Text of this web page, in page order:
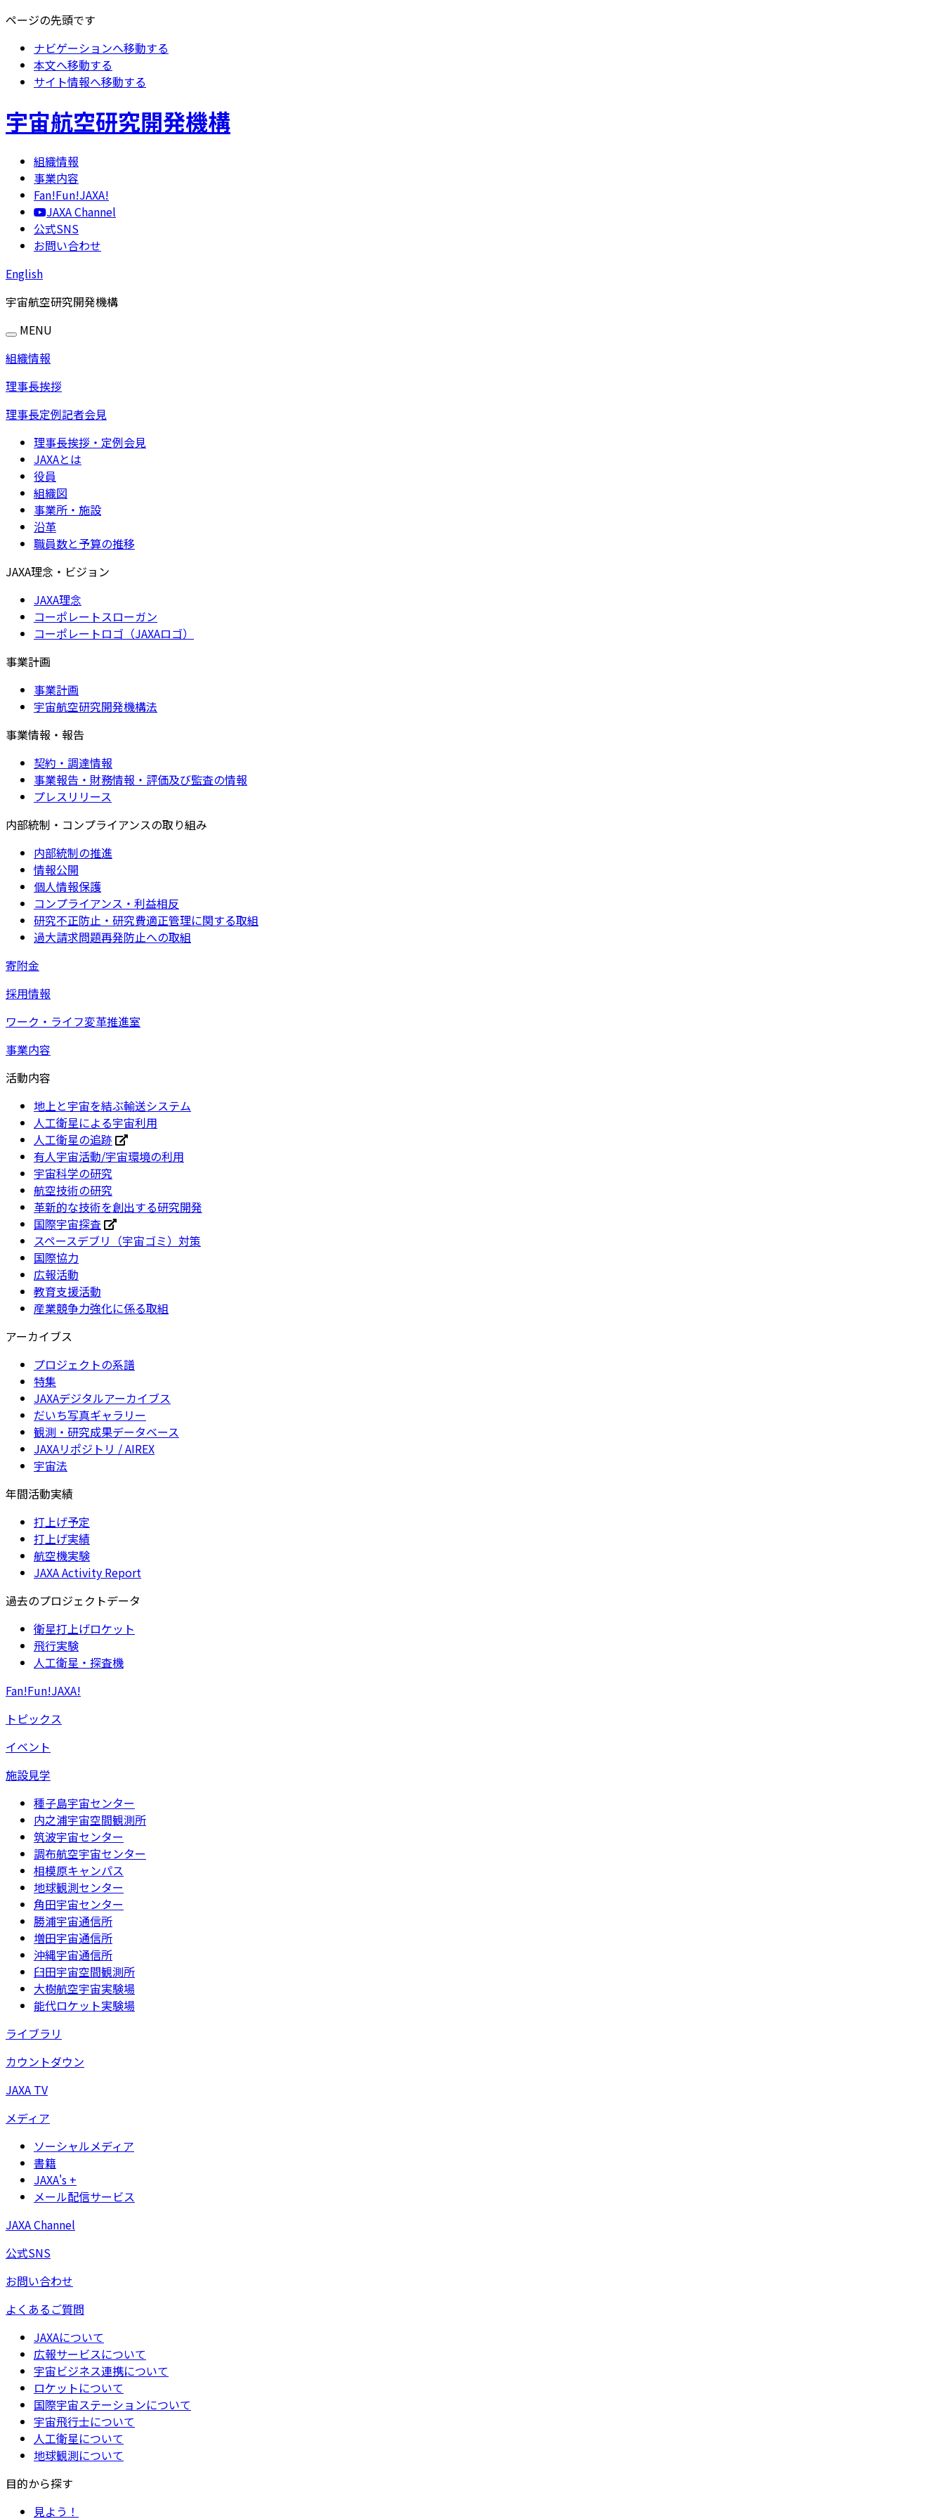
ページの先頭です
ナビゲーションへ移動する
本文へ移動する
サイト情報へ移動する
宇宙航空研究開発機構
組織情報
事業内容
Fan!Fun!JAXA!
JAXA Channel
公式SNS
お問い合わせ
English
宇宙航空研究開発機構
MENU
組織情報
理事長挨拶
理事長定例記者会見
理事長挨拶・定例会見
JAXAとは
役員
組織図
事業所・施設
沿革
職員数と予算の推移
JAXA理念・ビジョン
JAXA理念
コーポレートスローガン
コーポレートロゴ（JAXAロゴ）
事業計画
事業計画
宇宙航空研究開発機構法
事業情報・報告
契約・調達情報
事業報告・財務情報・評価及び監査の情報
プレスリリース
内部統制・コンプライアンスの取り組み
内部統制の推進
情報公開
個人情報保護
コンプライアンス・利益相反
研究不正防止・研究費適正管理に関する取組
過大請求問題再発防止への取組
寄附金
採用情報
ワーク・ライフ変革推進室
事業内容
活動内容
地上と宇宙を結ぶ輸送システム
人工衛星による宇宙利用
人工衛星の追跡
有人宇宙活動/宇宙環境の利用
宇宙科学の研究
航空技術の研究
革新的な技術を創出する研究開発
国際宇宙探査
スペースデブリ（宇宙ゴミ）対策
国際協力
広報活動
教育支援活動
産業競争力強化に係る取組
アーカイブス
プロジェクトの系譜
特集
JAXAデジタルアーカイブス
だいち写真ギャラリー
観測・研究成果データベース
JAXAリポジトリ / AIREX
宇宙法
年間活動実績
打上げ予定
打上げ実績
航空機実験
JAXA Activity Report
過去のプロジェクトデータ
衛星打上げロケット
飛行実験
人工衛星・探査機
Fan!Fun!JAXA!
トピックス
イベント
施設見学
種子島宇宙センター
内之浦宇宙空間観測所
筑波宇宙センター
調布航空宇宙センター
相模原キャンパス
地球観測センター
角田宇宙センター
勝浦宇宙通信所
増田宇宙通信所
沖縄宇宙通信所
臼田宇宙空間観測所
大樹航空宇宙実験場
能代ロケット実験場
ライブラリ
カウントダウン
JAXA TV
メディア
ソーシャルメディア
書籍
JAXA's +
メール配信サービス
JAXA Channel
公式SNS
お問い合わせ
よくあるご質問
JAXAについて
広報サービスについて
宇宙ビジネス連携について
ロケットについて
国際宇宙ステーションについて
宇宙飛行士について
人工衛星について
地球観測について
目的から探す
見よう！